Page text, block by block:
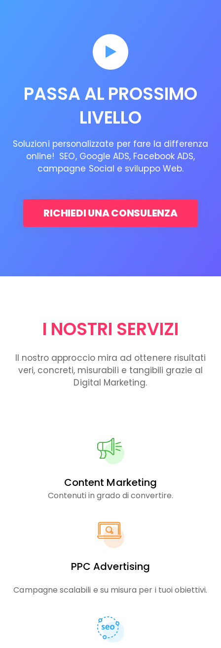
PASSA AL PROSSIMO
LIVELLO
Soluzioni personalizzate per fare la differenza
online! SEO, Google ADS, Facebook ADS,
campagne Social e sviluppo Web.
RICHIEDI UNA CONSULENZA
I NOSTRI SERVIZI
Il nostro approccio mira ad ottenere risultati
veri, concreti, misurabili e tangibili grazie al
Digital Marketing.
Content Marketing
Contenuti in grado di convertire.
PPC Advertising
Campagne scalabili e su misura per i tuoi obiettivi.